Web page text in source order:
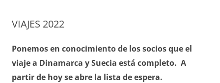
VIAJES 2022
Ponemos en conocimiento de los socios que el
viaje a Dinamarca y Suecia está completo. A
partir de hoy se abre la lista de espera.